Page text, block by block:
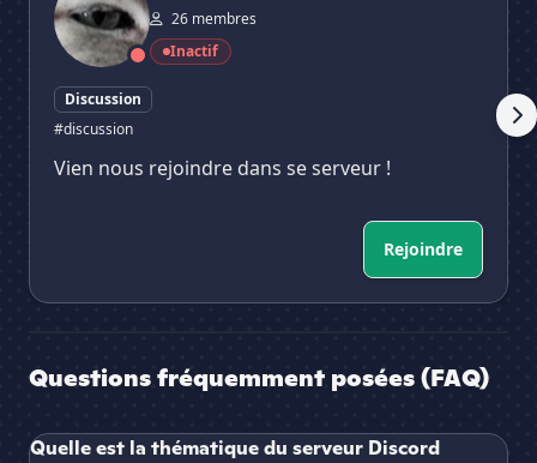
26 membres
Inactif
Discussion
#discussion
Vien nous rejoindre dans se serveur !
Rejoindre
Questions fréquemment posées (FAQ)
Quelle est la thématique du serveur Discord